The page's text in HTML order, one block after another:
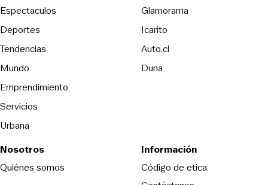
Espectaculos
Deportes
Tendencias
Mundo
Emprendimiento
Servicios
Urbana
Glamorama
Icarito
Auto.cl
DunaOpens in new window
Nosotros
Quiénes somos
Información
Código de eticaOpens in new